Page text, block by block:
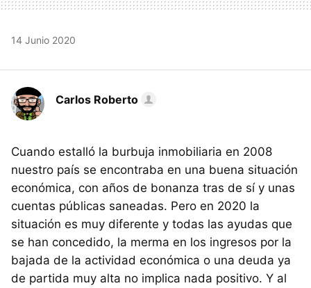
14 Junio 2020
Carlos Roberto
Cuando estalló la burbuja inmobiliaria en 2008
nuestro país se encontraba en una buena situación
económica, con años de bonanza tras de sí y unas
cuentas públicas saneadas. Pero en 2020 la
situación es muy diferente y todas las ayudas que
se han concedido, la merma en los ingresos por la
bajada de la actividad económica o una deuda ya
de partida muy alta no implica nada positivo. Y al